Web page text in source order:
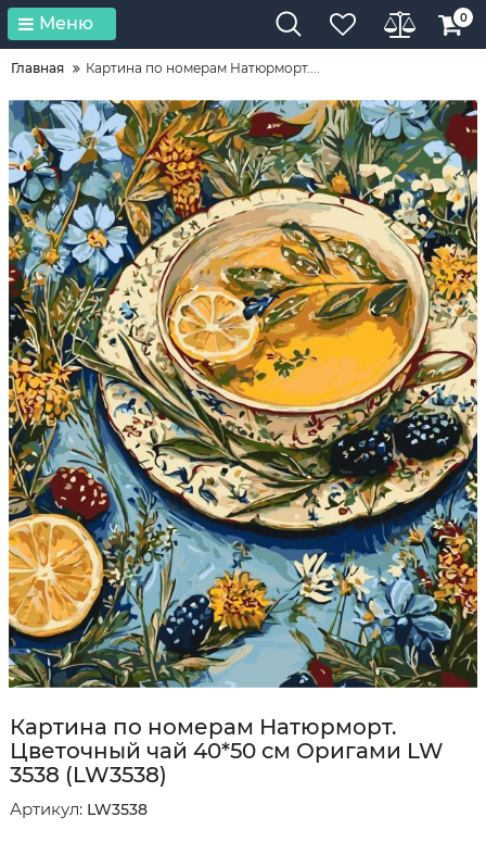
Меню 0
Главная Картина по номерам Натюрморт....
Картина по номерам Натюрморт.
Цветочный чай 40*50 см Оригами LW
3538 (LW3538)
Артикул: LW3538